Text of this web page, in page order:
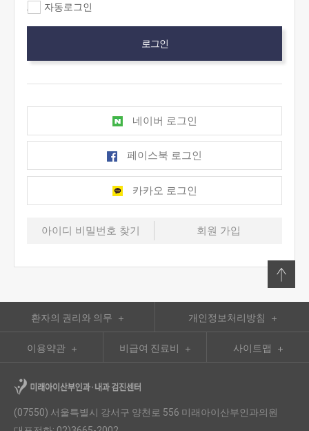
자동로그인
네이버 로그인
페이스북 로그인
카카오 로그인
아이디 비밀번호 찾기 회원 가입
환자의 권리와 의무 개인정보처리방침
이용약관 비급여 진료비 사이트맵
(07550) 서울특별시 강서구 양천로 556 미래아이산부인과의원